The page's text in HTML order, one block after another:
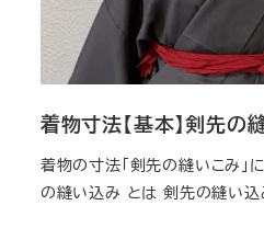
着物寸法【基本】剣先の
着物の寸法「剣先の縫いこみ​」
の縫い込み とは 剣先の縫い